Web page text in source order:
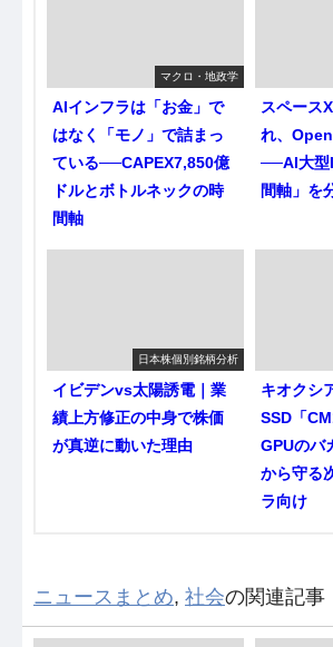
マクロ・地政学
AIインフラは「お金」で
はなく「モノ」で詰まっ
ている──CAPEX7,850億
ドルとボトルネックの時
間軸
スペース
れ、
──AI大型
間軸」を
日本株個別銘柄分析
イビデンvs太陽誘電｜業
績上方修正の中身で株価
が真逆に動いた理由
キオクシ
SSD「
GPUのバ
から守る
ラ向け
ニュースまとめ, 社会の関連記事